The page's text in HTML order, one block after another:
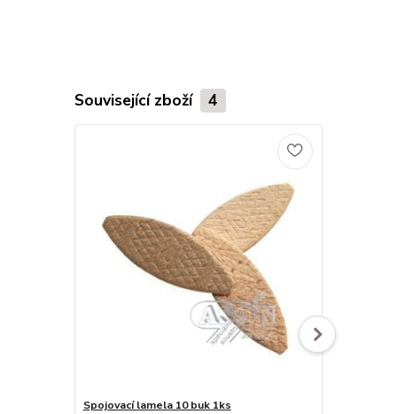
Související zboží 4
Spojovací lamela 10 buk 1ks